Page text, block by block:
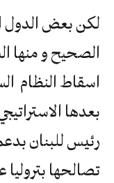
لكن بعض الدول
الصحيح و منها
اسقاط النظام
بعدها
رئيس للبنان
تصالحها